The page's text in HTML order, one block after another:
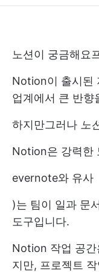
노션이 궁금해요
Notion이 출시된
업계에서 큰 반향
하지만그러나 노
Notion은 강력한
evernote와 유사
)는 팀이 일과 문
도구입니다.
Notion 작업 공간
지만, 프로젝트